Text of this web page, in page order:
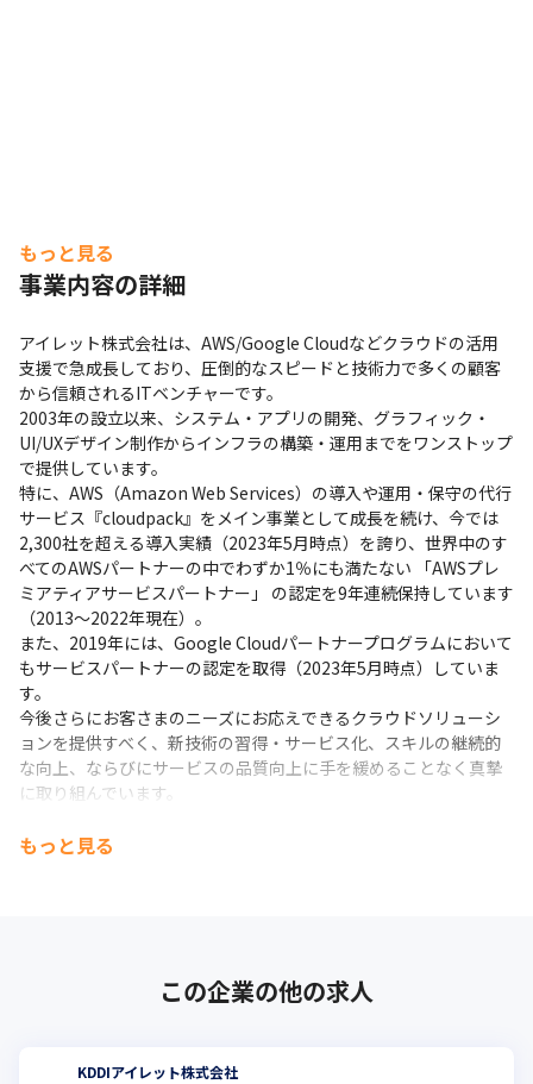
もっと見る
事業内容の詳細
アイレット株式会社は、AWS/Google Cloudなどクラウドの活用
支援で急成長しており、圧倒的なスピードと技術力で多くの顧客
から信頼されるITベンチャーです。
2003年の設立以来、システム・アプリの開発、グラフィック・
UI/UXデザイン制作からインフラの構築・運用までをワンストップ
で提供しています。
特に、AWS（Amazon Web Services）の導入や運用・保守の代行
サービス『cloudpack』をメイン事業として成長を続け、今では
2,300社を超える導入実績（2023年5月時点）を誇り、世界中のす
べてのAWSパートナーの中でわずか1％にも満たない 「AWSプレ
ミアティアサービスパートナー」 の認定を9年連続保持しています
（2013～2022年現在）。
また、2019年には、Google Cloudパートナープログラムにおいて
もサービスパートナーの認定を取得（2023年5月時点）していま
す。
今後さらにお客さまのニーズにお応えできるクラウドソリューシ
ョンを提供すべく、新技術の習得・サービス化、スキルの継続的
な向上、ならびにサービスの品質向上に手を緩めることなく真摯
に取り組んでいます。
もっと見る
この企業の他の求人
KDDIアイレット株式会社